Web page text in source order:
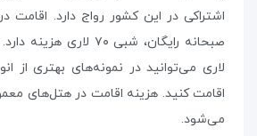
اشتراکی در این کشور رواج دارد.
لاری می‌توانید در نمونه‌های بهتری از
می‌شود.